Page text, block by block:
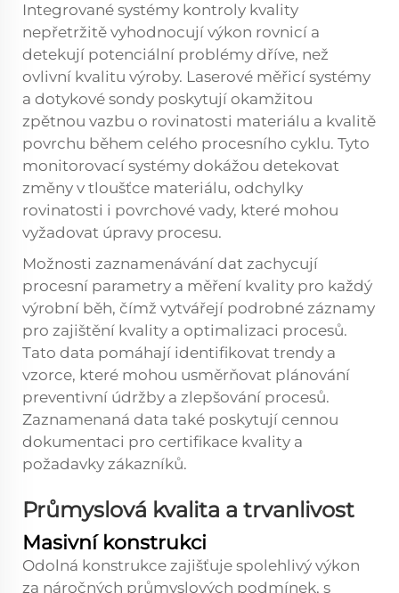
Integrované systémy kontroly kvality
nepřetržitě vyhodnocují výkon rovnicí a
detekují potenciální problémy dříve, než
ovlivní kvalitu výroby. Laserové měřicí systémy
a dotykové sondy poskytují okamžitou
zpětnou vazbu o rovinatosti materiálu a kvalitě
povrchu během celého procesního cyklu. Tyto
monitorovací systémy dokážou detekovat
změny v tloušťce materiálu, odchylky
rovinatosti i povrchové vady, které mohou
vyžadovat úpravy procesu.
Možnosti zaznamenávání dat zachycují
procesní parametry a měření kvality pro každý
výrobní běh, čímž vytvářejí podrobné záznamy
pro zajištění kvality a optimalizaci procesů.
Tato data pomáhají identifikovat trendy a
vzorce, které mohou usměrňovat plánování
preventivní údržby a zlepšování procesů.
Zaznamenaná data také poskytují cennou
dokumentaci pro certifikace kvality a
požadavky zákazníků.
Průmyslová kvalita a trvanlivost
Masivní konstrukci
Odolná konstrukce zajišťuje spolehlivý výkon
za náročných průmyslových podmínek, s